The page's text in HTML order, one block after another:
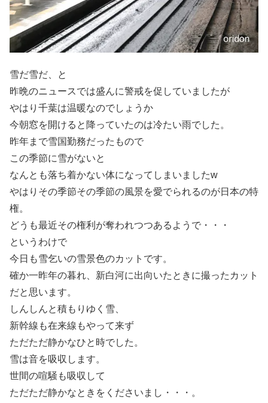
雪だ雪だ、と
昨晩のニュースでは盛んに警戒を促していましたが
やはり千葉は温暖なのでしょうか
今朝窓を開けると降っていたのは冷たい雨でした。
昨年まで雪国勤務だったもので
この季節に雪がないと
なんとも落ち着かない体になってしまいましたw
やはりその季節その季節の風景を愛でられるのが日本の特
権。
どうも最近その権利が奪われつつあるようで・・・
というわけで
今日も雪乞いの雪景色のカットです。
確か一昨年の暮れ、新白河に出向いたときに撮ったカット
だと思います。
しんしんと積もりゆく雪、
新幹線も在来線もやって来ず
ただただ静かなひと時でした。
雪は音を吸収します。
世間の喧騒も吸収して
ただただ静かなときをくださいまし・・・。